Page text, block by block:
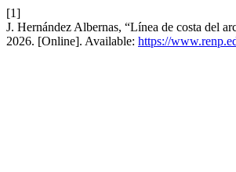
[1]
J. Hernández Albernas, “Línea de costa del
2026. [Online]. Available: https://